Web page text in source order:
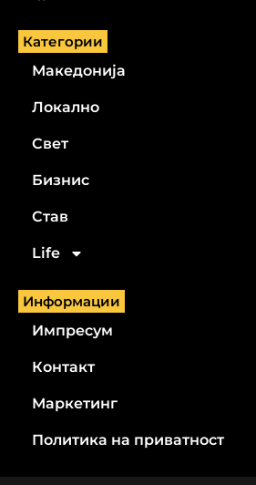
Категории
Македонија
Локално
Свет
Бизнис
Став
Life
Информации
Импресум
Контакт
Маркетинг
Политика на приватност